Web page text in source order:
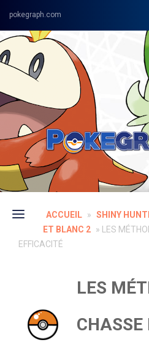
Skip to content
ACCUEIL » SHINY
ET BLANC 2 »
LES
EFFICACITÉ
LES
CHASSE